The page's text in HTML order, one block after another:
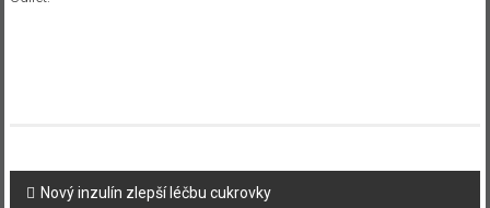
Navigace
Nový inzulín zlepší léčbu cukrovky